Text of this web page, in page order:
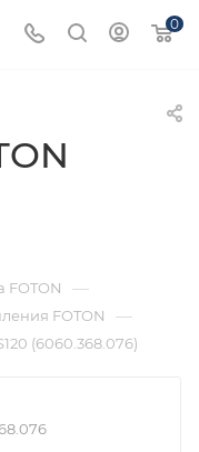
0
FOTON —
FOTON —
(6060.368.076)